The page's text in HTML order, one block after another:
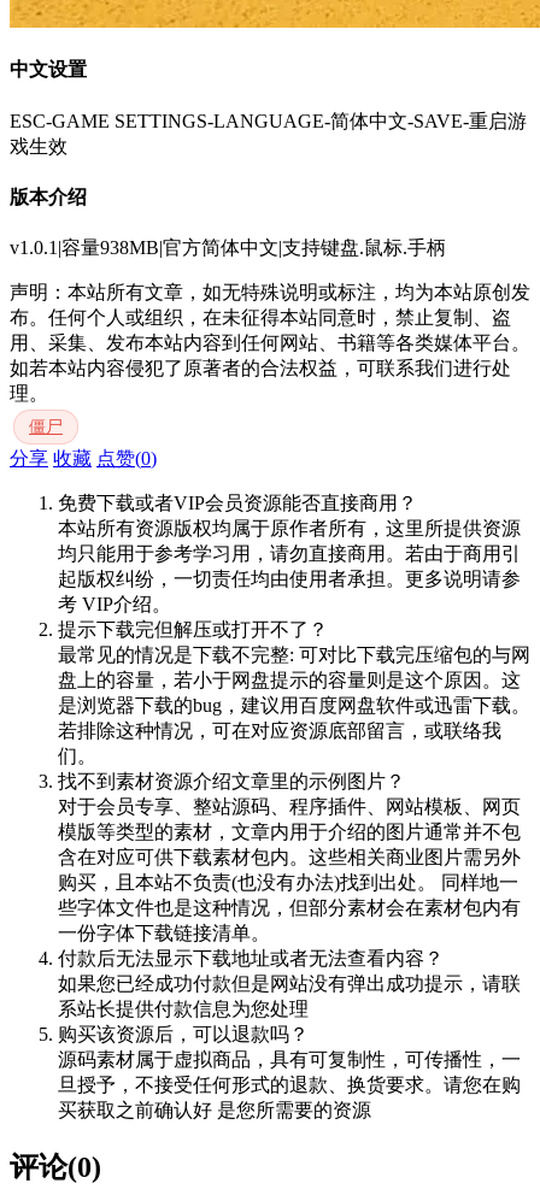
中文设置
ESC-GAME SETTINGS-LANGUAGE-简体中文-SAVE-重启游
戏生效
版本介绍
v1.0.1|容量938MB|官方简体中文|支持键盘.鼠标.手柄
声明：本站所有文章，如无特殊说明或标注，均为本站原创发
布。任何个人或组织，在未征得本站同意时，禁止复制、盗
用、采集、发布本站内容到任何网站、书籍等各类媒体平台。
如若本站内容侵犯了原著者的合法权益，可联系我们进行处
理。
僵尸
分享 收藏 点赞(0)
免费下载或者VIP会员资源能否直接商用？
本站所有资源版权均属于原作者所有，这里所提供资源
均只能用于参考学习用，请勿直接商用。若由于商用引
起版权纠纷，一切责任均由使用者承担。更多说明请参
考 VIP介绍。
提示下载完但解压或打开不了？
最常见的情况是下载不完整: 可对比下载完压缩包的与网
盘上的容量，若小于网盘提示的容量则是这个原因。这
是浏览器下载的bug，建议用百度网盘软件或迅雷下载。
若排除这种情况，可在对应资源底部留言，或联络我
们。
找不到素材资源介绍文章里的示例图片？
对于会员专享、整站源码、程序插件、网站模板、网页
模版等类型的素材，文章内用于介绍的图片通常并不包
含在对应可供下载素材包内。这些相关商业图片需另外
购买，且本站不负责(也没有办法)找到出处。 同样地一
些字体文件也是这种情况，但部分素材会在素材包内有
一份字体下载链接清单。
付款后无法显示下载地址或者无法查看内容？
如果您已经成功付款但是网站没有弹出成功提示，请联
系站长提供付款信息为您处理
购买该资源后，可以退款吗？
源码素材属于虚拟商品，具有可复制性，可传播性，一
旦授予，不接受任何形式的退款、换货要求。请您在购
买获取之前确认好 是您所需要的资源
评论(0)